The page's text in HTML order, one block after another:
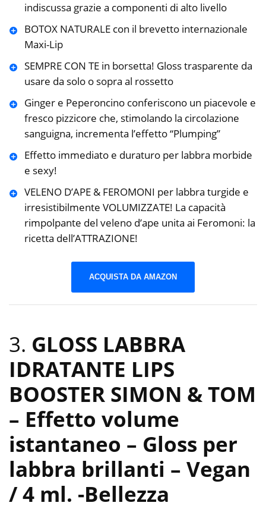
indiscussa grazie a componenti di alto livello
BOTOX NATURALE con il brevetto internazionale
Maxi-Lip
SEMPRE CON TE in borsetta! Gloss trasparente da
usare da solo o sopra al rossetto
Ginger e Peperoncino conferiscono un piacevole e
fresco pizzicore che, stimolando la circolazione
sanguigna, incrementa l’effetto “Plumping”
Effetto immediato e duraturo per labbra morbide
e sexy!
VELENO D’APE & FEROMONI per labbra turgide e
irresistibilmente VOLUMIZZATE! La capacità
rimpolpante del veleno d’ape unita ai Feromoni: la
ricetta dell’ATTRAZIONE!
ACQUISTA DA AMAZON
3. GLOSS LABBRA
IDRATANTE LIPS
BOOSTER SIMON & TOM
– Effetto volume
istantaneo – Gloss per
labbra brillanti – Vegan
/ 4 ml. -Bellezza